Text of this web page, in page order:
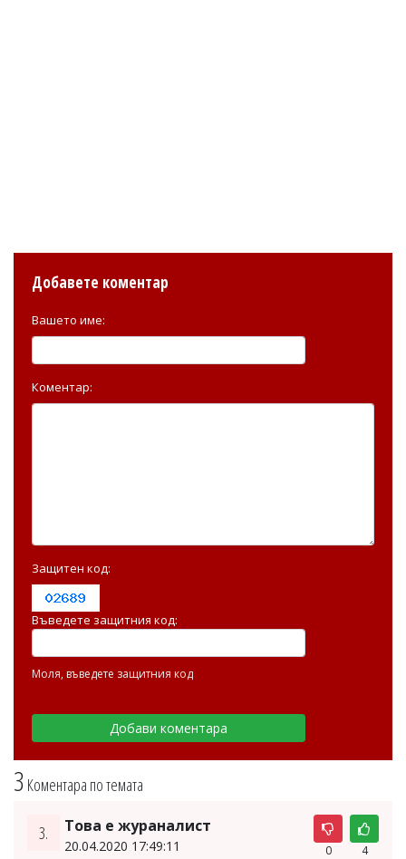
3 Коментара по темата
3. Това е жураналист
20.04.2020 17:49:11 0 4
Добавете коментар
Вашето име:
Коментар:
Защитен код:
Въведете защитния код:
Моля, въведете защитния код